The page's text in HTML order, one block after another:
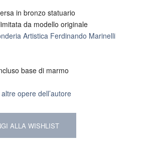
in bronzo statuario
da modello originale
Artistica Ferdinando Marinelli
base di marmo
opere dell’autore
ALLA WISHLIST